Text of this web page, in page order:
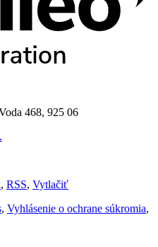
468, 925 06
, RSS, Vytlačiť
, Vyhlásenie o ochrane súkromia,